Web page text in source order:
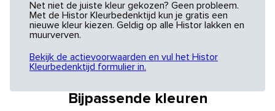
Net niet de juiste kleur gekozen? Geen probleem.
Met de Histor Kleurbedenktijd kun je gratis een
nieuwe kleur kiezen. Geldig op alle Histor lakken en
muurverven.
Bekijk de actievoorwaarden en vul het Histor
Kleurbedenktijd formulier in.
Bijpassende kleuren